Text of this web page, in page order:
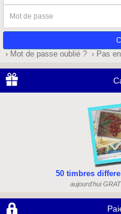
/
Identifiant
de
passe
› Mot de passe oublié ? › Pas
50 timbres
aujourd'hui